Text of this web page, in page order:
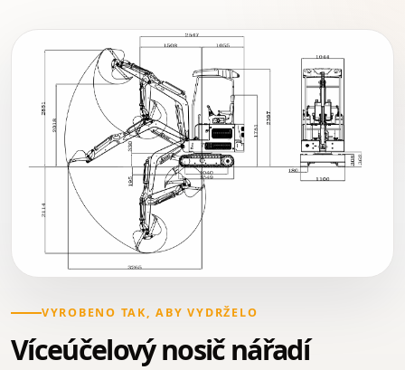
VYROBENO TAK, ABY VYDRŽELO
Víceúčelový nosič nářadí